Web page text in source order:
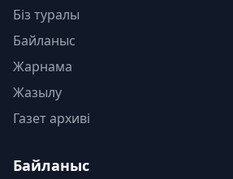
Біз туралы
Байланыс
Жарнама
Жазылу
Газет архиві
Байланыс